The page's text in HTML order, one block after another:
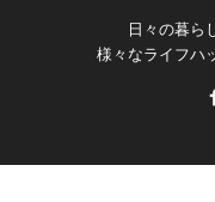
日々の暮ら
様々なライフハ